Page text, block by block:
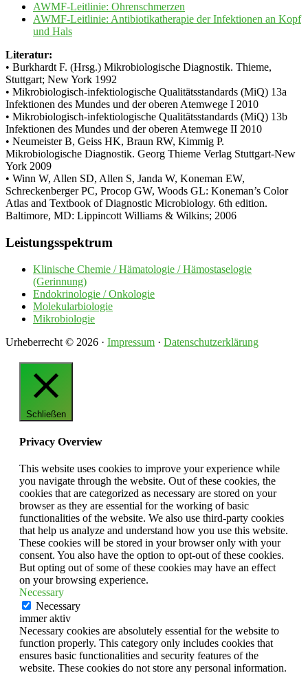
AWMF-Leitlinie: Ohrenschmerzen
AWMF-Leitlinie: Antibiotikatherapie der Infektionen an Kopf
und Hals
Literatur:
• Burkhardt F. (Hrsg.) Mikrobiologische Diagnostik. Thieme,
Stuttgart; New York 1992
• Mikrobiologisch-infektiologische Qualitätsstandards (MiQ) 13a
Infektionen des Mundes und der oberen Atemwege I 2010
• Mikrobiologisch-infektiologische Qualitätsstandards (MiQ) 13b
Infektionen des Mundes und der oberen Atemwege II 2010
• Neumeister B, Geiss HK, Braun RW, Kimmig P.
Mikrobiologische Diagnostik. Georg Thieme Verlag Stuttgart-New
York 2009
• Winn W, Allen SD, Allen S, Janda W, Koneman EW,
Schreckenberger PC, Procop GW, Woods GL: Koneman’s Color
Atlas and Textbook of Diagnostic Microbiology. 6th edition.
Baltimore, MD: Lippincott Williams & Wilkins; 2006
Seitenspalte
Leistungsspektrum
Klinische Chemie / Hämatologie / Hämostaselogie
(Gerinnung)
Endokrinologie / Onkologie
Molekularbiologie
Mikrobiologie
Urheberrecht © 2026 · Impressum · Datenschutzerklärung
Schließen
Privacy Overview
This website uses cookies to improve your experience while
you navigate through the website. Out of these cookies, the
cookies that are categorized as necessary are stored on your
browser as they are essential for the working of basic
functionalities of the website. We also use third-party cookies
that help us analyze and understand how you use this website.
These cookies will be stored in your browser only with your
consent. You also have the option to opt-out of these cookies.
But opting out of some of these cookies may have an effect
on your browsing experience.
Necessary
Necessary
immer aktiv
Necessary cookies are absolutely essential for the website to
function properly. This category only includes cookies that
ensures basic functionalities and security features of the
website. These cookies do not store any personal information.